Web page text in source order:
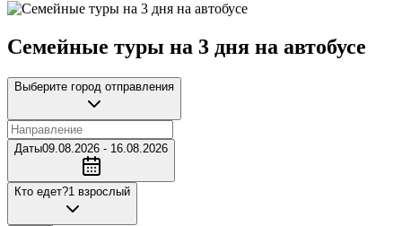
Семейные туры на 3 дня на автобусе
Выберите город отправления
Даты09.08.2026 - 16.08.2026
Кто едет?1 взрослый